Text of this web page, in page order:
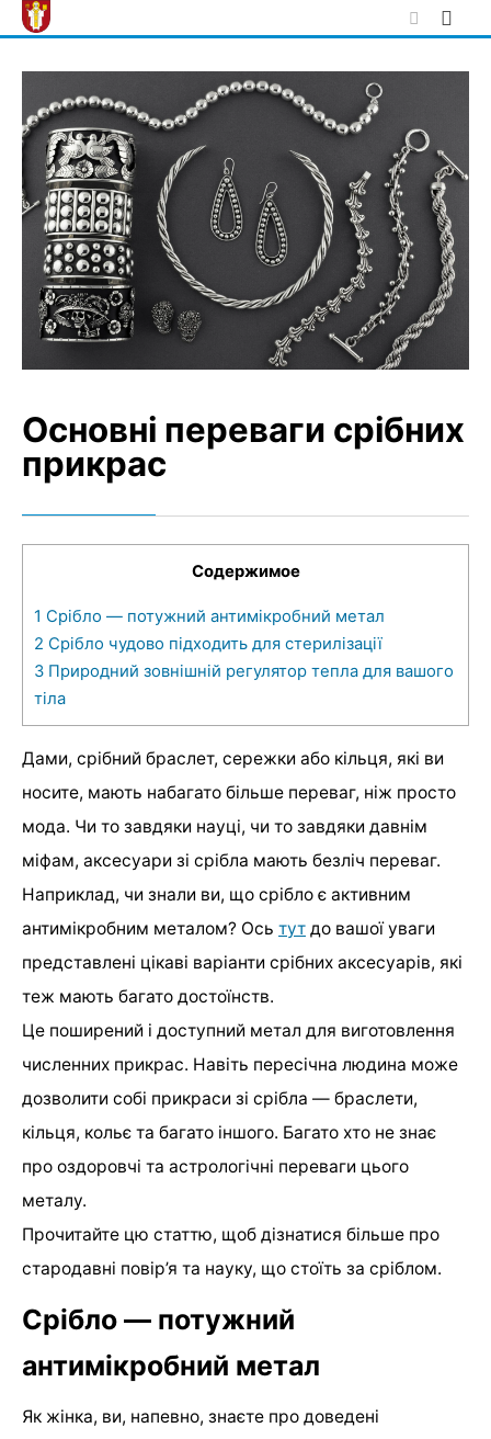
Skip
to
Основні переваги срібних
прикрас
Содержимое
1 Срібло — потужний антимікробний метал
2 Срібло чудово підходить для стерилізації
3 Природний зовнішній регулятор тепла для вашого
тіла
Дами, срібний браслет, сережки або кільця, які ви
носите, мають набагато більше переваг, ніж просто
мода. Чи то завдяки науці, чи то завдяки давнім
міфам, аксесуари зі срібла мають безліч переваг.
Наприклад, чи знали ви, що срібло є активним
антимікробним металом? Ось тут до вашої уваги
представлені цікаві варіанти срібних аксесуарів, які
теж мають багато достоїнств.
Це поширений і доступний метал для виготовлення
численних прикрас. Навіть пересічна людина може
дозволити собі прикраси зі срібла — браслети,
кільця, кольє та багато іншого. Багато хто не знає
про оздоровчі та астрологічні переваги цього
металу.
Прочитайте цю статтю, щоб дізнатися більше про
стародавні повір’я та науку, що стоїть за сріблом.
Срібло — потужний
антимікробний метал
Як жінка, ви, напевно, знаєте про доведені